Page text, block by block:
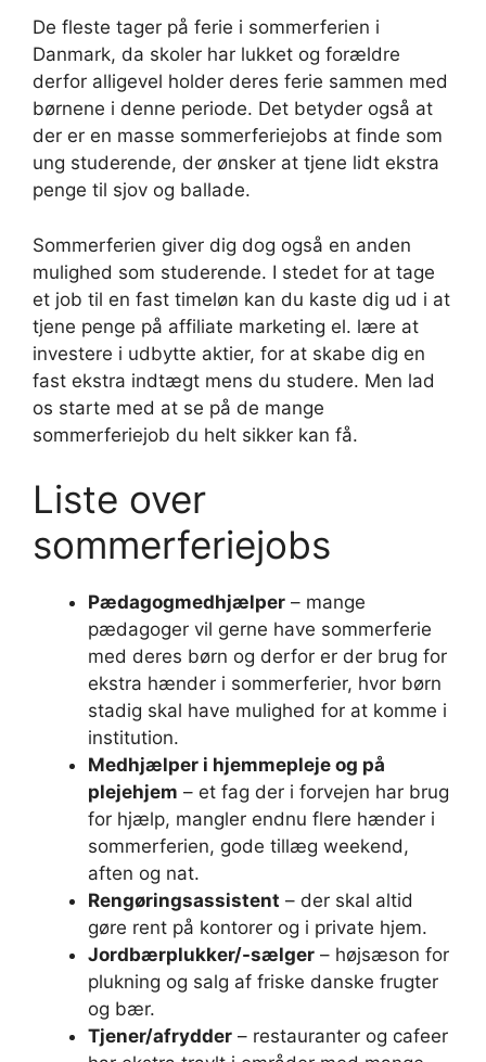
De fleste tager på ferie i sommerferien i
Danmark, da skoler har lukket og forældre
derfor alligevel holder deres ferie sammen med
børnene i denne periode. Det betyder også at
der er en masse sommerferiejobs at finde som
ung studerende, der ønsker at tjene lidt ekstra
penge til sjov og ballade.
Sommerferien giver dig dog også en anden
mulighed som studerende. I stedet for at tage
et job til en fast timeløn kan du kaste dig ud i at
tjene penge på affiliate marketing el. lære at
investere i udbytte aktier, for at skabe dig en
fast ekstra indtægt mens du studere. Men lad
os starte med at se på de mange
sommerferiejob du helt sikker kan få.
Liste over
sommerferiejobs
Pædagogmedhjælper – mange
pædagoger vil gerne have sommerferie
med deres børn og derfor er der brug for
ekstra hænder i sommerferier, hvor børn
stadig skal have mulighed for at komme i
institution.
Medhjælper i hjemmepleje og på
plejehjem – et fag der i forvejen har brug
for hjælp, mangler endnu flere hænder i
sommerferien, gode tillæg weekend,
aften og nat.
Rengøringsassistent – der skal altid
gøre rent på kontorer og i private hjem.
Jordbærplukker/-sælger – højsæson for
plukning og salg af friske danske frugter
og bær.
Tjener/afrydder – restauranter og cafeer